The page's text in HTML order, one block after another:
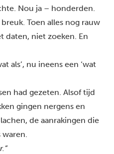
Nou ja – honderden.
Toen alles nog rauw
daten, niet zoeken. En
als’, nu ineens een ‘wat
had gezeten. Alsof tijd
gingen nergens en
de aanrakingen die